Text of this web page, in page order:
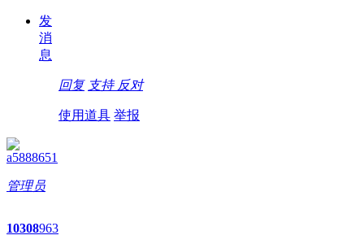
发
消
息
回复 支持 反对
使用道具 举报
a5888651
管理员
10308963